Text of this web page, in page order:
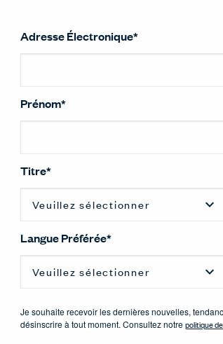
Adresse Électronique*
Prénom*
Titre*
Langue Préférée*
Je souhaite recevoir les dernières nouvelles,
désinscrire à tout moment. Consultez notrepolitique